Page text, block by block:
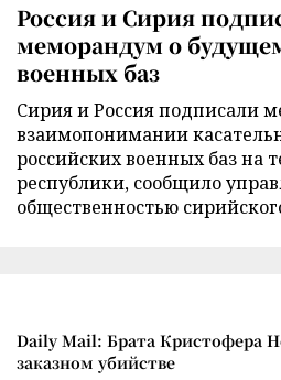
Россия и Сирия
меморандум о
военных баз
Сирия и Россия подписали
взаимопонимании
российских военных баз на
республики, сообщило
общественностью
Daily Mail: Брата Кристофера
заказном убийстве